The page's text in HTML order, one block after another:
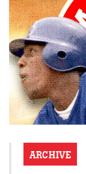
ARCHIVE